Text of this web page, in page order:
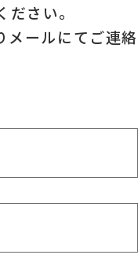
さい。
メールにてご連絡